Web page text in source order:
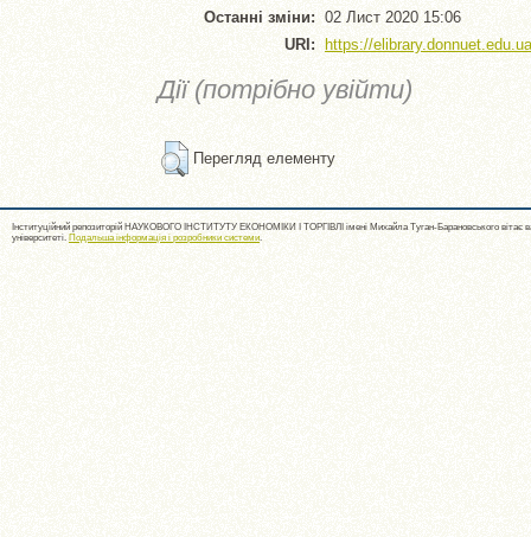
Останні зміни: 02 Лист 2020 15:06
URI:
https://
Дії (потрібно увійти)
Перегляд елементу
Інституційний репозиторій НАУКОВОГО ІНСТИТУТУ ЕКОНОМІКИ І ТОРГІВЛІ імені Михайла Туган-Барановського вітає
університеті. Подальша інформація і розробники системи